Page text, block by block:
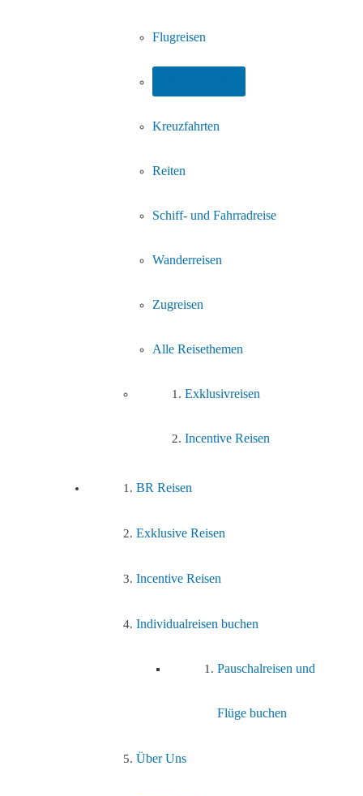
Flugreisen
Kreuzfahrten
Reiten
Schiff- und Fahrradreise
Wanderreisen
Zugreisen
Alle Reisethemen
Exklusivreisen
Incentive Reisen
BR Reisen
Exklusive Reisen
Incentive Reisen
Individualreisen buchen
Pauschalreisen und
Flüge buchen
Über Uns